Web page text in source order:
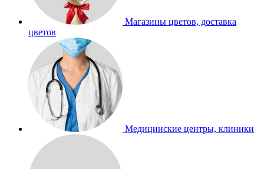
Магазины цветов, доставка
цветов
Медицинские центры, клиники